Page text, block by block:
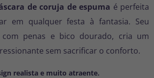
de coruja de espuma é perfeita
em qualquer festa à fantasia. Seu
com penas e bico dourado, cria um
sem sacrificar o conforto.
realista e muito atraente.